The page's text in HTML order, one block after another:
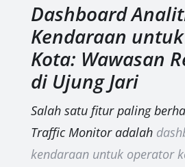
Dashboard
Kendaraan
Kota: Wawasan
di Ujung Jari
Salah satu fitur paling
Traffic Monitor adalah
kendaraan untuk operator